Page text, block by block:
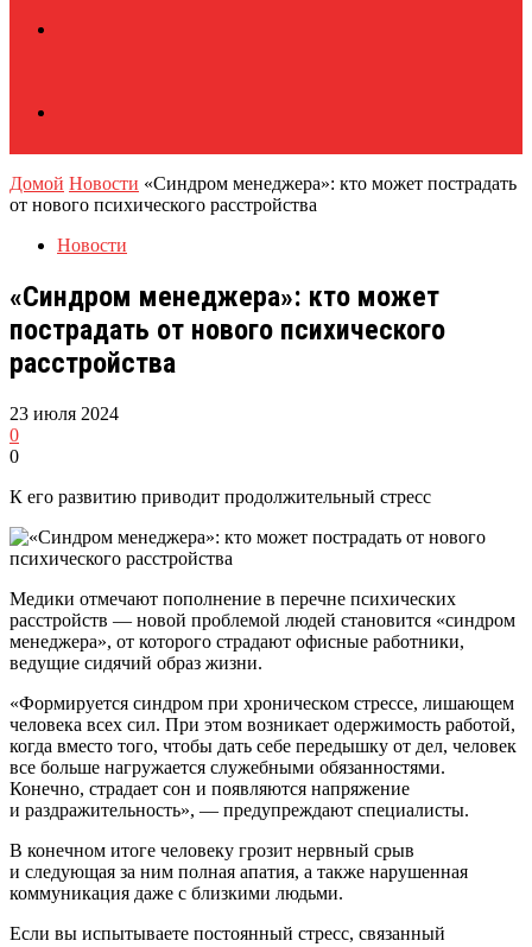
Домой Новости «Синдром менеджера»: кто может пострадать
от нового психического расстройства
Новости
«Синдром менеджера»: кто может
пострадать от нового психического
расстройства
23 июля 2024
0
0
К его развитию приводит продолжительный стресс
Медики отмечают пополнение в перечне психических
расстройств — новой проблемой людей становится «синдром
менеджера», от которого страдают офисные работники,
ведущие сидячий образ жизни.
«Формируется синдром при хроническом стрессе, лишающем
человека всех сил. При этом возникает одержимость работой,
когда вместо того, чтобы дать себе передышку от дел, человек
все больше нагружается служебными обязанностями.
Конечно, страдает сон и появляются напряжение
и раздражительность», — предупреждают специалисты.
В конечном итоге человеку грозит нервный срыв
и следующая за ним полная апатия, а также нарушенная
коммуникация даже с близкими людьми.
Если вы испытываете постоянный стресс, связанный